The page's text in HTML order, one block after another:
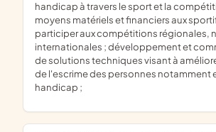
handicap à travers le sport et la
moyens matériels et financiers aux
participer aux compétitions régionales,
internationales ; développement et
de solutions techniques visant à
de l'escrime des personnes notamment
handicap ;